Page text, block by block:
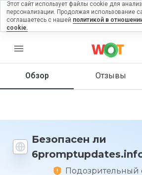
menu
Обзор Отзывы
Безопасен ли
Подозрительный
отзыв на
вы
сайт от
Этот сайт использует файлы cookie для
персонализации. Продолжая использование
соглашаетесь с нашей политикой в
cookie.